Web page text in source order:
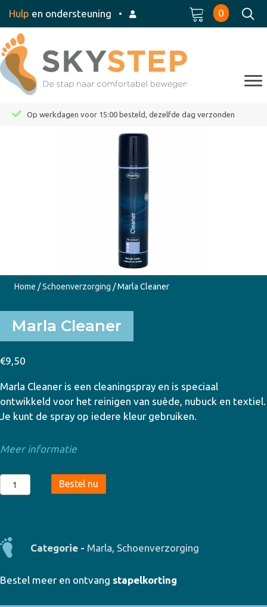
Hulp en ondersteuning • 0
Op werkdagen voor 15:00 besteld, dezelfde dag verzonden
Home /Schoenverzorging / Marla Cleaner
Marla Cleaner
€9,50
Marla Cleaner is een cleaningspray en is speciaal
ontwikkeld voor het reinigen van suède, nubuck en textiel.
Je kunt de spray op iedere kleur gebruiken.
Meer informatie
Marla
Cleaner
Bestel nu
Categorie - Marla, Schoenverzorging
Bestel meer en ontvang stapelkorting